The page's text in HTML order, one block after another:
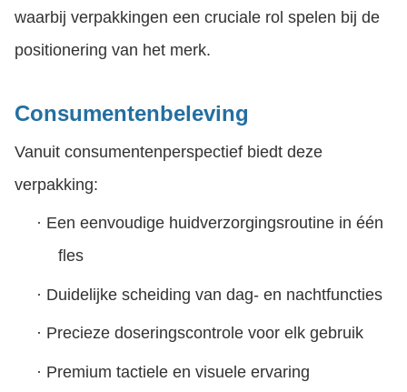
waarbij verpakkingen een cruciale rol spelen bij de
positionering van het merk.
Consumentenbeleving
Vanuit consumentenperspectief biedt deze
verpakking:
· Een eenvoudige huidverzorgingsroutine in één
fles
· Duidelijke scheiding van dag- en nachtfuncties
· Precieze doseringscontrole voor elk gebruik
· Premium tactiele en visuele ervaring